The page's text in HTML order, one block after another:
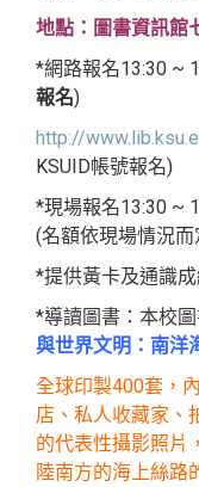
地點：圖書資訊館
*網路報名13:30 ~
報名)
http://
KSUID帳號報名)
*現場報名13:30 ~
(名額依現場情況而
*提供黃卡及通識
*導讀圖書：本校
與世界文明：南洋
全球印製400套，
店、私人收藏家、
的代表性攝影照片
陸南方的海上絲路